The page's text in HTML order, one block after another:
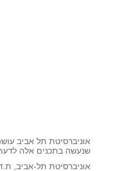
אוניברסיטת תל אביב
שנעשה בתכנים אלה
אוניברסיטת תל-אביב, ת.ד. 39040, תל-אביב